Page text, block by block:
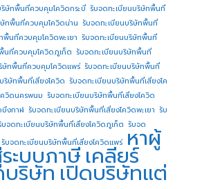
ริษัทพื้นที่ควบคุมโควิดกระบี่ รับจดทะเบียนบริษัทพื้นที่
ษัทพื้นที่ควบคุมโควิดน่าน รับจดทะเบียนบริษัทพื้นที่
พื้นที่ควบคุมโควิดพะเยา รับจดทะเบียนบริษัทพื้นที่
นที่ควบคุมโควิดภูเก็ต รับจดทะเบียนบริษัทพื้นที่
ษัทพื้นที่ควบคุมโควิดแพร่ รับจดทะเบียนบริษัทพื้นที่
ริษัทพื้นที่เสี่ยงโควิด รับจดทะเบียนบริษัทพื้นที่เสี่ยงโค
ควิดนครพนม รับจดทะเบียนบริษัทพื้นที่เสี่ยงโควิด
บึงกาฬ รับจดทะเบียนบริษัทพื้นที่เสี่ยงโควิดพะเยา รับ
บจดทะเบียนบริษัทพื้นที่เสี่ยงโควิดภูเก็ต รับจด
รับจดทะเบียนบริษัทพื้นที่เสี่ยงโควิดแพร่ หาผู้
ระบบภาษี เคลียร์
บริษัทเปิดบริษัทแต่